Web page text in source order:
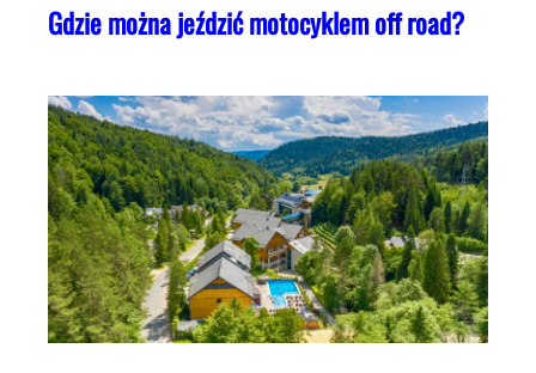
Gdzie można jeździć motocyklem off road?